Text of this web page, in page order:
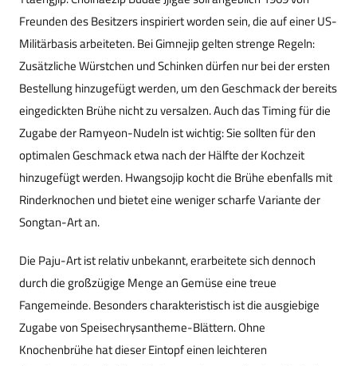
Freunden des Besitzers inspiriert worden sein, die auf einer US-
Militärbasis arbeiteten. Bei Gimnejip gelten strenge Regeln:
Zusätzliche Würstchen und Schinken dürfen nur bei der ersten
Bestellung hinzugefügt werden, um den Geschmack der bereits
eingedickten Brühe nicht zu versalzen. Auch das Timing für die
Zugabe der Ramyeon-Nudeln ist wichtig: Sie sollten für den
optimalen Geschmack etwa nach der Hälfte der Kochzeit
hinzugefügt werden. Hwangsojip kocht die Brühe ebenfalls mit
Rinderknochen und bietet eine weniger scharfe Variante der
Songtan-Art an.
Die Paju-Art ist relativ unbekannt, erarbeitete sich dennoch
durch die großzügige Menge an Gemüse eine treue
Fangemeinde. Besonders charakteristisch ist die ausgiebige
Zugabe von Speisechrysantheme-Blättern. Ohne
Knochenbrühe hat dieser Eintopf einen leichteren